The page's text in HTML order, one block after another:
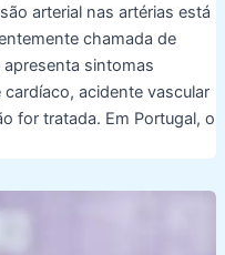
arterial nas artérias está
chamada de
sintomas
acidente vascular
for tratada. Em Portugal, o